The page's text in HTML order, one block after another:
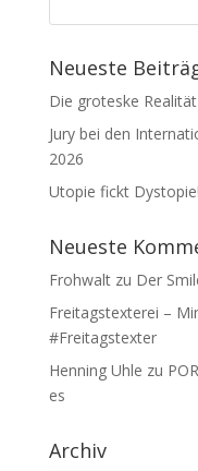
Neueste
Die groteske
Jury bei den
2026
Utopie fickt Dystopie!
Neueste
Frohwaltzu Der
Freitagstexterei –
#Freitagstexter
Henning Uhle zu
es
Archiv